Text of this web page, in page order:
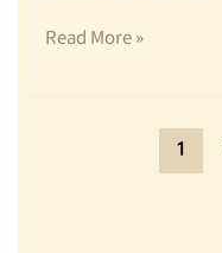
【撒
Read More »
1